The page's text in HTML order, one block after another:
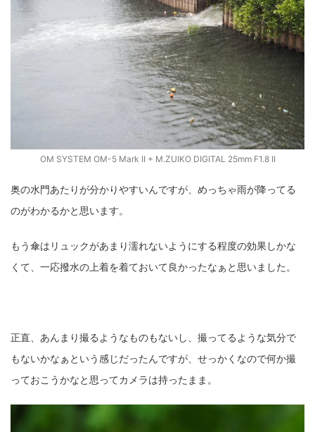
OLYMPUS om-1 II OM-3 om-5 II omsystem
osmo osmo action3 panasonic pc
PENTAX photo Pocket 3 PS5
SIGMA SONY sound
TAMRON THETA VILTROX X-T2
X100F X half Xiaomi Pad 6 Xperia1VI Z-1
Z5 Z6II Z9 Z30 Z50II Zf Zfc
ZV-1 II α1 II α7CR
フォクトレンダー ライカIIf ライカM4 ライカM10
OM SYSTEM OM-5 Mark II + M.ZUIKO DIGITAL 25mm F1.8 II
奥の水門あたりが分かりやすいんですが、めっちゃ雨が降ってる
のがわかるかと思います。
もう傘はリュックがあまり濡れないようにする程度の効果しかな
くて、一応撥水の上着を着ておいて良かったなぁと思いました。
正直、あんまり撮るようなものもないし、撮ってるような気分で
もないかなぁという感じだったんですが、せっかくなので何か撮
っておこうかなと思ってカメラは持ったまま。